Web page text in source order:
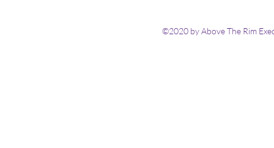
©2020 by Above The Rim